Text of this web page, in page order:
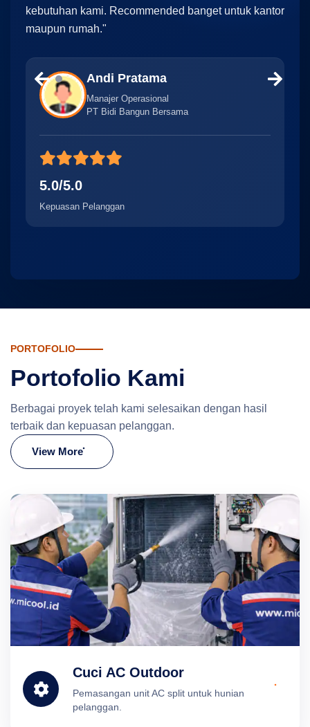
kebutuhan kami. Recommended banget untuk kantor
maupun rumah."
Andi Pratama
Manajer Operasional
PT Bidi Bangun Bersama
5.0/5.0
Kepuasan Pelanggan
PORTOFOLIO
Portofolio Kami
Berbagai proyek telah kami selesaikan dengan hasil
terbaik dan kepuasan pelanggan.
View More
Cuci AC Outdoor
Pemasangan unit AC split untuk hunian
pelanggan.